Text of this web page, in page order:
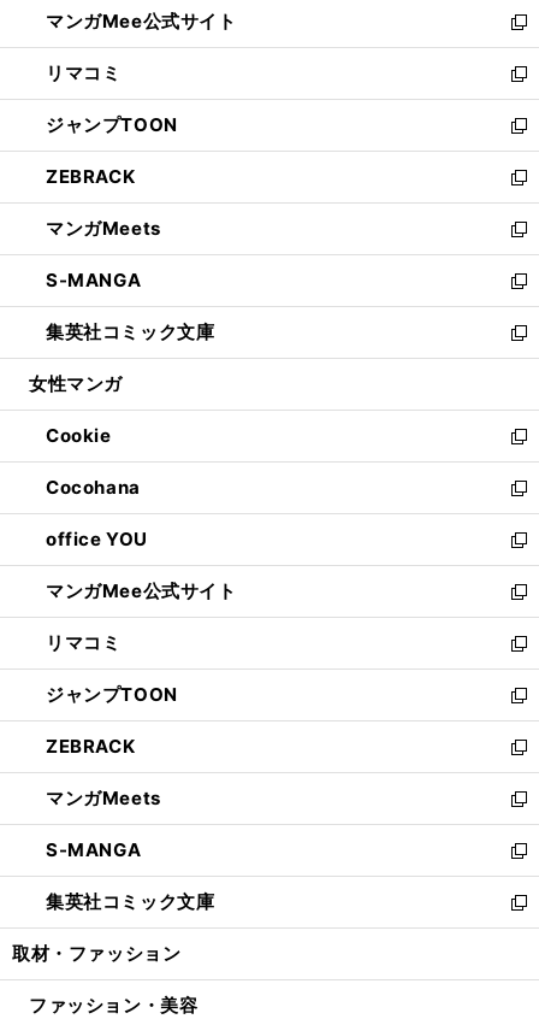
く
ド
ウ
で
開
く
ィ
ン
ド
ウ
で
開
く
い
ウ
ィ
ン
ド
ウ
で
開
く
マンガMee公式サイト
新
し
い
ウ
ィ
ン
ド
ウ
で
開
く
リマコミ
新
し
い
ウ
ィ
ン
ド
ウ
で
開
く
ジャンプTOON
新
し
い
ウ
ィ
ン
ド
ウ
で
開
ZEBRACK
新
し
い
ウ
ィ
ン
ド
ウ
開
く
マンガMeets
新
し
い
ウ
ィ
ン
ウ
で
開
く
S-MANGA
新
し
い
ウ
ン
ド
ウ
で
開
く
集英社コミック文庫
新
し
ウ
ィ
ン
ド
ウ
で
開
く
女性マンガ
Cookie
新
し
い
ウ
ィ
ン
ド
ウ
で
開
く
Cocohana
新
し
い
ウ
ィ
ン
ド
ウ
で
開
く
office YOU
新
し
い
ウ
ィ
ン
ド
ウ
で
開
く
マンガMee公式サイト
新
し
い
ウ
ィ
ン
ド
ウ
で
開
く
リマコミ
新
し
い
ウ
ィ
ン
ド
ウ
で
開
く
ジャンプTOON
新
し
い
ウ
ィ
ン
ド
ウ
で
開
ZEBRACK
新
し
い
ウ
ィ
ン
ド
ウ
開
マンガMeets
新
し
い
ウ
ィ
ン
ウ
S-MANGA
新
し
い
ウ
ン
集英社コミック文庫
新
し
ウ
取材・ファッション
ファッション・美容